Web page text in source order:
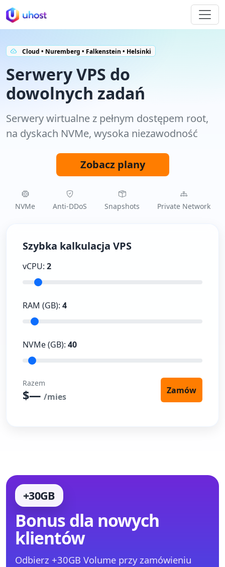
Cloud • Nuremberg • Falkenstein • Helsinki
Serwery VPS do
dowolnych zadań
Serwery wirtualne z pełnym dostępem root,
na dyskach NVMe, wysoka niezawodność
Zobacz plany
NVMe Anti‑DDoS Snapshots Private Network
Szybka kalkulacja VPS
vCPU: 2
RAM (GB): 4
NVMe (GB): 40
Razem
$— /mies
Zamów
+30GB
Bonus dla nowych
klientów
Odbierz +30GB Volume przy zamówieniu